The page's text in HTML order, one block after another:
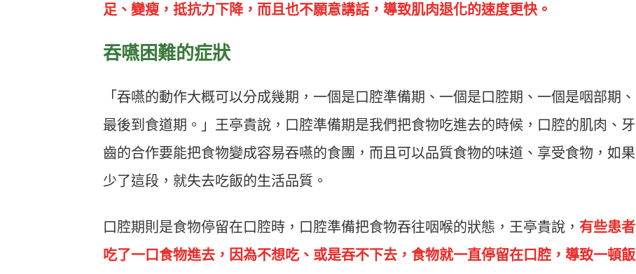
足、變瘦，抵抗力下降，而且也不願意講話，導致肌肉退化的速度更快。
吞嚥困難的症狀
「吞嚥的動作大概可以分成幾期，一個是口腔準備期、一個是口腔期、一個是咽部期、
最後到食道期。」王亭貴說，口腔準備期是我們把食物吃進去的時候，口腔的肌肉、牙
齒的合作要能把食物變成容易吞嚥的食團，而且可以品質食物的味道、享受食物，如果
少了這段，就失去吃飯的生活品質。
口腔期則是食物停留在口腔時，口腔準備把食物吞往咽喉的狀態，王亭貴說， 有些患者
吃了一口食物進去，因為不想吃、或是吞不下去，食物就一直停留在口腔，導致一頓飯